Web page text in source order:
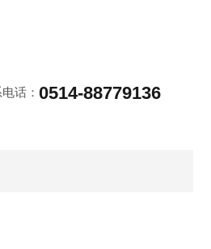
话：0514-88779136